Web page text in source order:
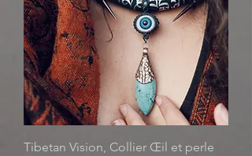
Tibetan Vision, Collier Œil et perle